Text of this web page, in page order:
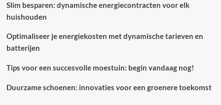
Slim besparen: dynamische energiecontracten voor elk
huishouden
Optimaliseer je energiekosten met dynamische tarieven en
batterijen
Tips voor een succesvolle moestuin: begin vandaag nog!
Duurzame schoenen: innovaties voor een groenere toekomst